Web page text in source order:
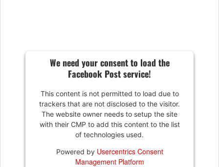
We need your consent to load the
Facebook Post service!
This content is not permitted to load due to
trackers that are not disclosed to the visitor.
The website owner needs to setup the site
with their CMP to add this content to the list
of technologies used.
Powered by Usercentrics Consent
Management Platform